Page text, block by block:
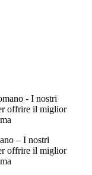
– I nostri
offrire il miglior